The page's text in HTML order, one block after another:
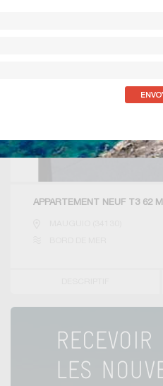
APPARTEMENT NEUF T3 62